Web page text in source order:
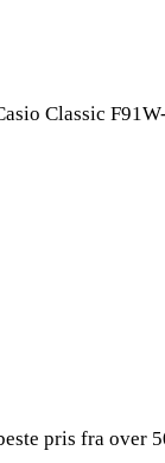
Classic
pris fra over